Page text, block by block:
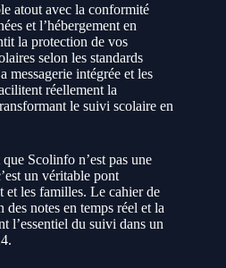
atout avec la conformité
et l’hébergement en
la protection de vos
selon les standards
messagerie intégrée et les
réellement la
le suivi scolaire en
Scolinfo n’est pas une
un véritable pont
et les familles. Le cahier de
notes en temps réel et la
l’essentiel du suivi dans un